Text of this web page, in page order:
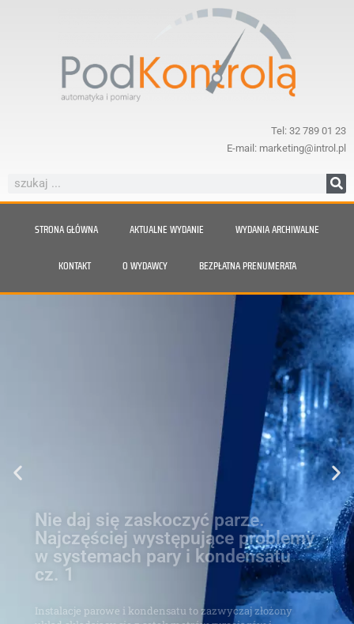
Tel: 32 789 01 23
E-mail: marketing@introl.pl
STRONA GŁÓWNA AKTUALNE WYDANIE WYDANIA ARCHIWALNE
KONTAKT O WYDAWCY BEZPŁATNA PRENUMERATA
Nie daj się zaskoczyć parze.
Najczęściej występujące problemy
w systemach pary i kondensatu
Instalacje parowe i kondensatu to zazwyczaj złożony
układ składający się z setek metrów rurociągów i
odbiorników ciepła, w których zachodzą procesy
wymiany ciepła. Elementem łączącym dwa światy, tj.
świat pary i kondensatu, jest odwadniacz. To on, obok
zaworów odcinających, jest najczęściej występującym
elementem w instalacjach.
Przejdź do artykułu